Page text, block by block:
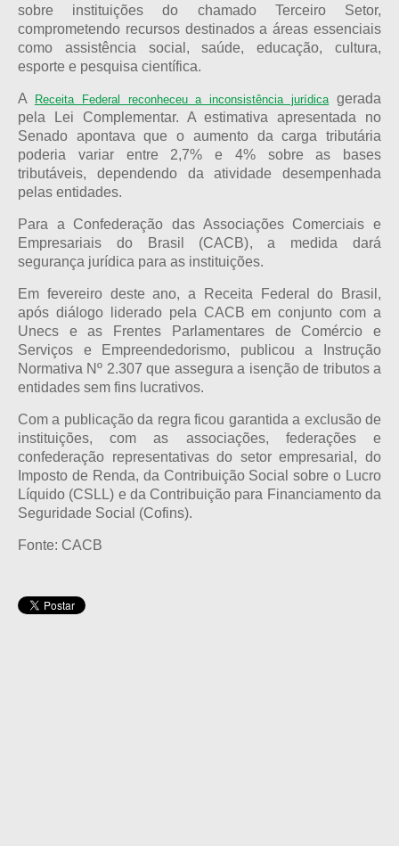
sobre instituições do chamado Terceiro Setor,
comprometendo recursos destinados a áreas essenciais
como assistência social, saúde, educação, cultura,
esporte e pesquisa científica.
A Receita Federal reconheceu a inconsistência jurídica gerada
pela Lei Complementar. A estimativa apresentada no
Senado apontava que o aumento da carga tributária
poderia variar entre 2,7% e 4% sobre as bases
tributáveis, dependendo da atividade desempenhada
pelas entidades.
Para a Confederação das Associações Comerciais e
Empresariais do Brasil (CACB), a medida dará
segurança jurídica para as instituições.
Em fevereiro deste ano, a Receita Federal do Brasil,
após diálogo liderado pela CACB em conjunto com a
Unecs e as Frentes Parlamentares de Comércio e
Serviços e Empreendedorismo, publicou a Instrução
Normativa Nº 2.307 que assegura a isenção de tributos a
entidades sem fins lucrativos.
Com a publicação da regra ficou garantida a exclusão de
instituições, com as associações, federações e
confederação representativas do setor empresarial, do
Imposto de Renda, da Contribuição Social sobre o Lucro
Líquido (CSLL) e da Contribuição para Financiamento da
Seguridade Social (Cofins).
Fonte: CACB